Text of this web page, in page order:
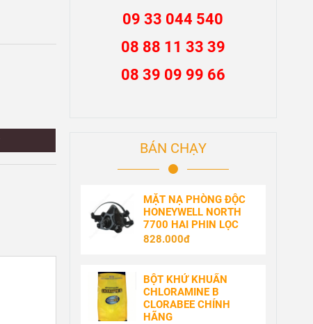
09 33 044 540
08 88 11 33 39
08 39 09 99 66
BÁN CHẠY
MẶT NẠ PHÒNG ĐỘC
HONEYWELL NORTH
7700 HAI PHIN LỌC
828.000đ
BỘT KHỬ KHUẨN
CHLORAMINE B
CLORABEE CHÍNH
HÃNG